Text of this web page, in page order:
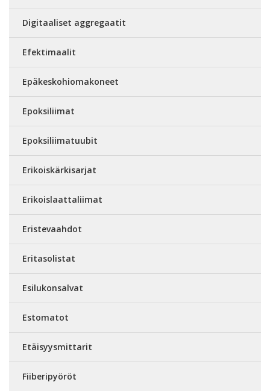
Digitaaliset aggregaatit
Efektimaalit
Epäkeskohiomakoneet
Epoksiliimat
Epoksiliimatuubit
Erikoiskärkisarjat
Erikoislaattaliimat
Eristevaahdot
Eritasolistat
Esilukonsalvat
Estomatot
Etäisyysmittarit
Fiiberipyöröt